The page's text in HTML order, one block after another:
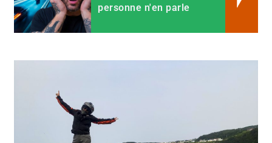
personne n'en parle